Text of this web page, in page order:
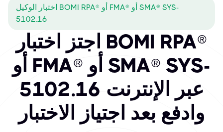
اختبار الوكيل BOMI RPA® أو FMA® أو SMA® SYS-
5102.16
اجتز اختبار BOMI RPA®
أو FMA® أو SMA® SYS-
5102.16 عبر الإنترنت
وادفع بعد اجتياز الاختبار